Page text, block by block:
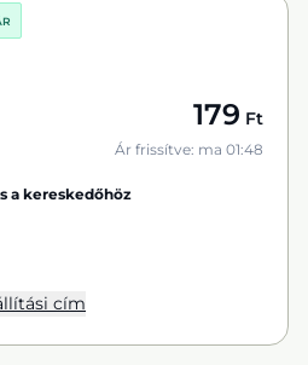
179 Ft
Ár frissítve: ma 01:48
a kereskedőhöz
cím